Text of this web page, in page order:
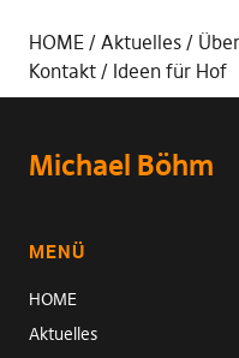
HOME Aktuelles
Kontakt
Ideen für Hof
Michael Böhm
MENÜ
HOME
Aktuelles